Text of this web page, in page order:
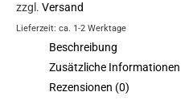
zzgl. Versand
Lieferzeit: ca. 1-2 Werktage
Beschreibung
Zusätzliche Informationen
Rezensionen (0)